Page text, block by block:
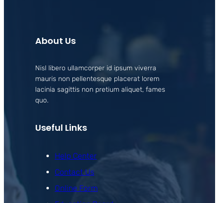
About Us
Nisl libero ullamcorper id ipsum viverra
mauris non pellentesque placerat lorem
lacinia sagittis non pretium aliquet, fames
quo.
Useful Links
Help Center
Contact Us
Online Form